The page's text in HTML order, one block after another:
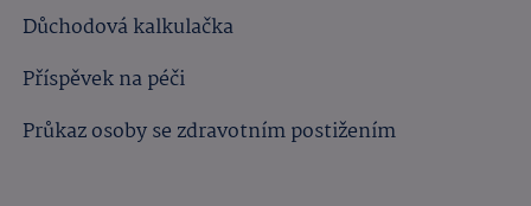
Důchodová kalkulačka
Příspěvek na péči
Průkaz osoby se zdravotním postižením